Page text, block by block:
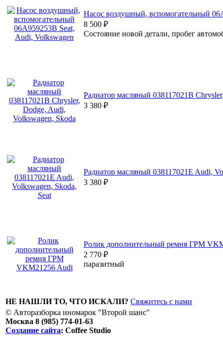
Насос воздушный, вспомогательный
8 500 ₽
Состояние новой детали, пробег
Радиатор масляный 038117021B
3 380 ₽
Радиатор масляный 038117021E Audi,
3 380 ₽
Ролик дополнительный ремня ГРМ
2 770 ₽
паразитный
НЕ НАШЛИ ТО, ЧТО ИСКАЛИ? Свяжитесь с нами
© Авторазборка иномарок "Второй шанс"
Москва 8 (985) 774-01-63
Создание сайта: Coffee Studio